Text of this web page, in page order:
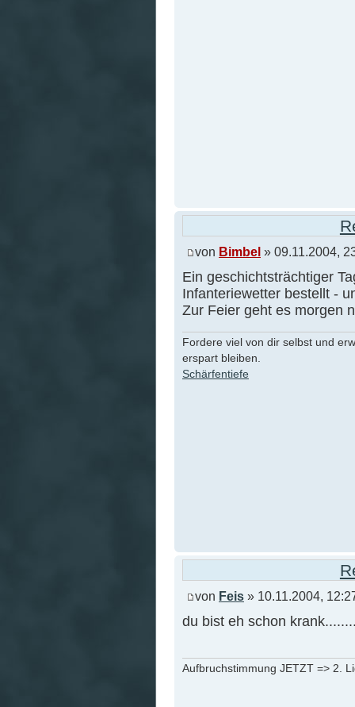
von Bimbel » 09.11.2004,
Ein geschichtsträchtiger
Infanteriewetter bestellt -
Zur Feier geht es morgen
Fordere viel von dir selbst und
erspart bleiben.
Schärfentiefe
von Feis » 10.11.2004,
du bist eh schon
Aufbruchstimmung JETZT => 2.